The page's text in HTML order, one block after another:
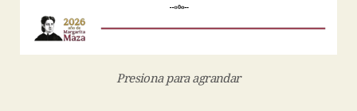
Presiona para agrandar